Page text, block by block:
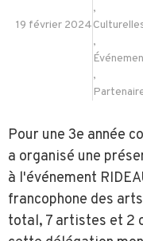
19 février 2024
,
,
,
Pour une 3e année
a organisé une
à l'événement
francophone des
total, 7 artistes et 2